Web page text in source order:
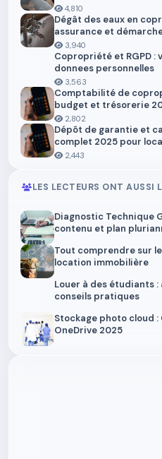
4,810
Dégât des eaux en
assurance et
3,940
Copropriété et RGPD :
donnees personnelles
3,563
Comptabilité de
budget et trésorerie
2,802
Dépôt de garantie et
complet 2025 pour
2,443
LES LECTEURS ONT AUSSI
Diagnostic Technique
contenu et plan
Tout comprendre sur
location immobilière
Louer à des étudiants
conseils pratiques
Stockage photo cloud :
OneDrive 2025